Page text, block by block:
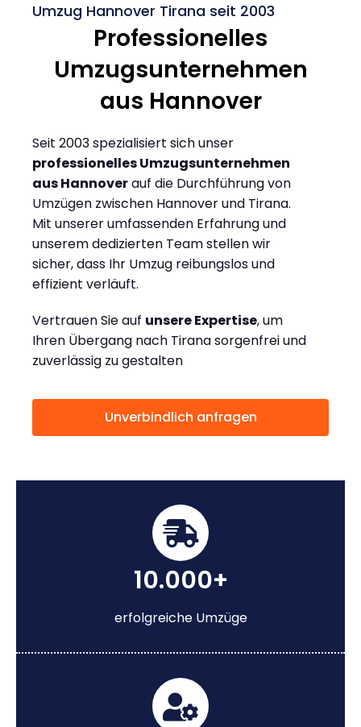
Umzug Hannover Tirana seit 2003
Professionelles
Umzugsunternehmen
aus Hannover
Seit 2003 spezialisiert sich unser
professionelles Umzugsunternehmen
aus Hannoverauf die Durchführung von
Umzügen zwischen Hannover und Tirana.
Mit unserer umfassenden Erfahrung und
unserem dedizierten Team stellen wir
sicher, dass Ihr Umzug reibungslos und
effizient verläuft.
Vertrauen Sie auf unsere Expertise, um
Ihren Übergang nach Tirana sorgenfrei und
zuverlässig zu gestalten
Unverbindlich anfragen
10.000+
erfolgreiche Umzüge